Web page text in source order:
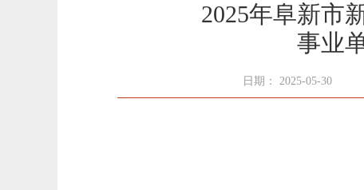
2025年阜新市
事业
日期： 2025-05-30